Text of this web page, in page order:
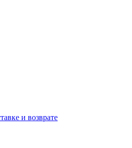
и возврате